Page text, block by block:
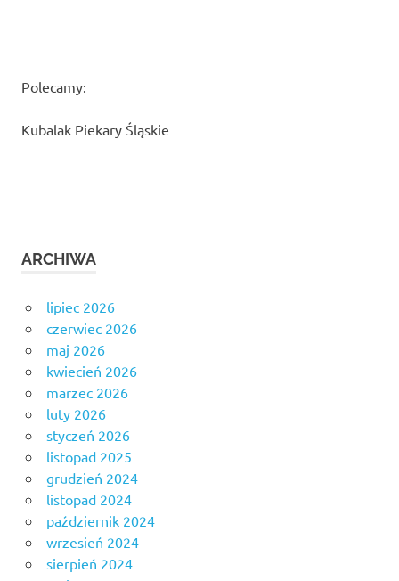
Polecamy:
Kubalak Piekary Śląskie
ARCHIWA
lipiec 2026
czerwiec 2026
maj 2026
kwiecień 2026
marzec 2026
luty 2026
styczeń 2026
listopad 2025
grudzień 2024
listopad 2024
październik 2024
wrzesień 2024
sierpień 2024